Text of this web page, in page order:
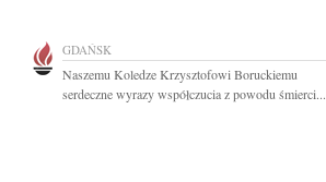
GDAŃSK
Naszemu Koledze Krzysztofowi Boruckiemu
serdeczne wyrazy współczucia z powodu śmierci...